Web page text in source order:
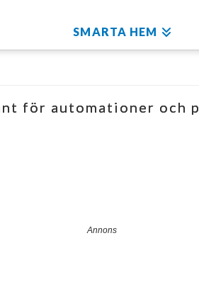
SMARTA HEM
för automationer och